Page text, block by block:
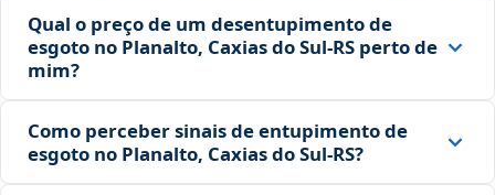
Qual o preço de um desentupimento de
esgoto no Planalto, Caxias do Sul‑RS perto de
mim?
Como perceber sinais de entupimento de
esgoto no Planalto, Caxias do Sul‑RS?